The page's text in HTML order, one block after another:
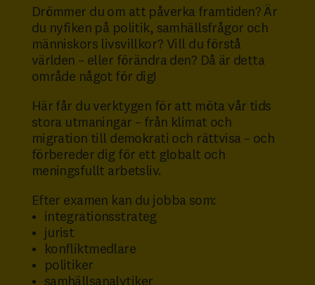
Drömmer du om att påverka framtiden? Är
du nyfiken på politik, samhällsfrågor och
människors livsvillkor? Vill du förstå
världen – eller förändra den? Då är detta
område något för dig!
Här får du verktygen för att möta vår tids
stora utmaningar – från klimat och
migration till demokrati och rättvisa – och
förbereder dig för ett globalt och
meningsfullt arbetsliv.
Efter examen kan du jobba som:
integrationsstrateg
jurist
konfliktmedlare
politiker